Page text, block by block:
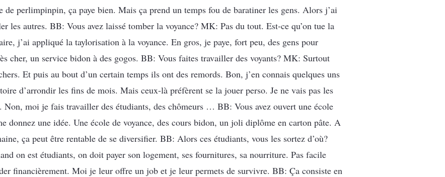
perlimpinpin, ça paye bien. Mais ça prend un temps fou de baratiner les gens. Alors j’ai
les autres. BB: Vous avez laissé tomber la voyance? MK: Pas du tout. Est-ce qu’on tue la
j’ai appliqué la taylorisation à la voyance. En gros, je paye, fort peu, des gens pour
cher, un service bidon à des gogos. BB: Vous faites travailler des voyants? MK: Surtout
Et puis au bout d’un certain temps ils ont des remords. Bon, j’en connais quelques uns
d’arrondir les fins de mois. Mais ceux-là préfèrent se la jouer perso. Je ne vais pas les
Non, moi je fais travailler des étudiants, des chômeurs … BB: Vous avez ouvert une école
donnez une idée. Une école de voyance, des cours bidon, un joli diplôme en carton pâte. A
ça peut être rentable de se diversifier. BB: Alors ces étudiants, vous les sortez d’où?
on est étudiants, on doit payer son logement, ses fournitures, sa nourriture. Pas facile
financièrement. Moi je leur offre un job et je leur permets de survivre. BB: Ça consiste en